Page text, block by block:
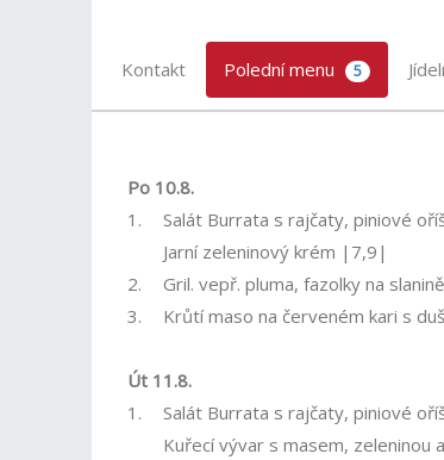
Kontakt Polední menu 5
Po 10.8.
1.
Salát Burrata s rajčaty, piniové
Jarní zeleninový krém |7,9|
2.
Gril. vepř. pluma, fazolky na
3.
Krůtí maso na červeném kari s
Út 11.8.
1.
Salát Burrata s rajčaty, piniové
Kuřecí vývar s masem,